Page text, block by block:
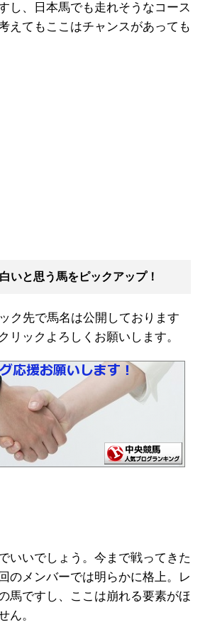
し、日本馬でも走れそうなコース
えてもここはチャンスがあっても
いと思う馬をピックアップ！
ク先で馬名は公開しております
リックよろしくお願いします。
いいでしょう。今まで戦ってきた
のメンバーでは明らかに格上。レ
馬ですし、ここは崩れる要素がほ
ん。